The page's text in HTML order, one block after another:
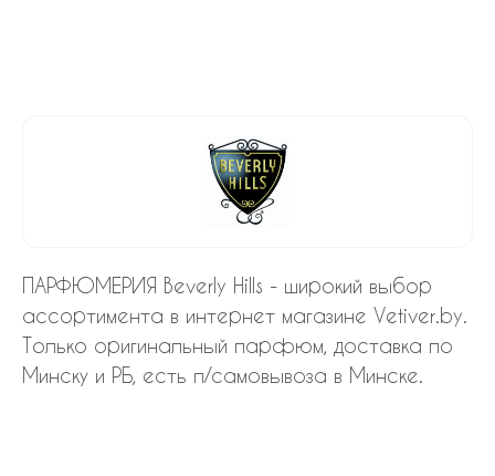
ПАРФЮМЕРИЯ Beverly Hills - широкий выбор
ассортимента в интернет магазине Vetiver.by.
Только оригинальный парфюм, доставка по
Минску и РБ, есть п/самовывоза в Минске.